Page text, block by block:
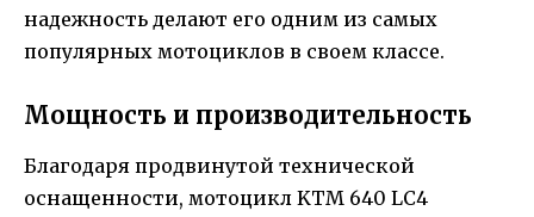
надежность делают его одним из самых
популярных мотоциклов в своем классе.
Мощность и производительность
Благодаря продвинутой технической
оснащенности, мотоцикл KTM 640 LC4